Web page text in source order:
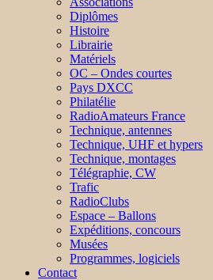
Diplômes
Histoire
Librairie
Matériels
OC – Ondes courtes
Pays DXCC
Philatélie
RadioAmateurs France
Technique, antennes
Technique, UHF et hypers
Technique, montages
Télégraphie, CW
Trafic
RadioClubs
Espace – Ballons
Expéditions, concours
Musées
Programmes, logiciels
Contact